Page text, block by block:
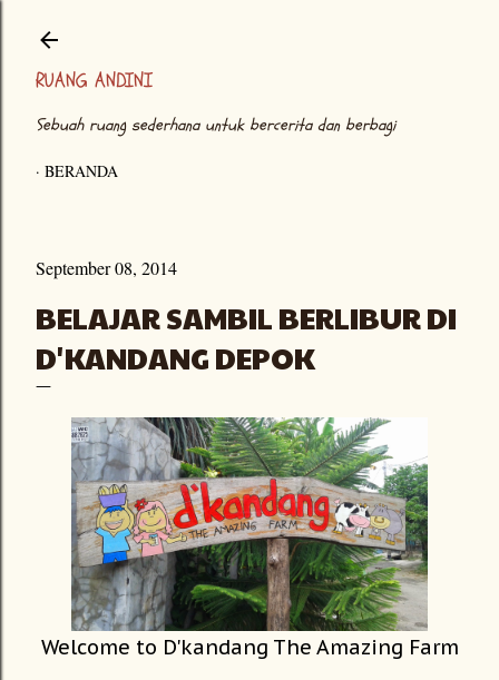
RUANG ANDINI
Sebuah ruang sederhana untuk bercerita dan berbagi
BERANDA
September 08, 2014
BELAJAR SAMBIL BERLIBUR DI
D'KANDANG DEPOK
Welcome to D'kandang The Amazing Farm